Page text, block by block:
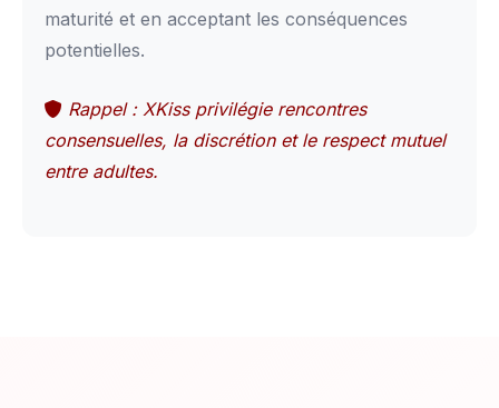
maturité et en acceptant les conséquences
potentielles.
Rappel : XKiss privilégie rencontres
consensuelles, la discrétion et le respect mutuel
entre adultes.